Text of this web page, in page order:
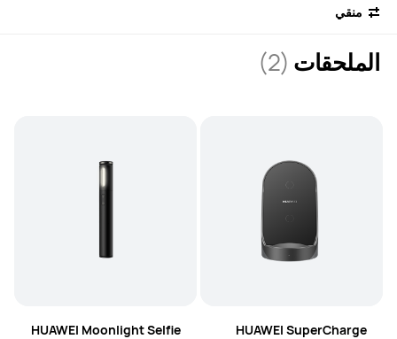
الملحقات (2)
HUAWEI SuperCharge
HUAWEI Moonlight Selfie